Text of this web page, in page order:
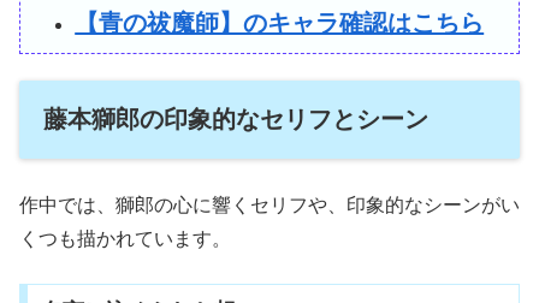
【青の祓魔師】のキャラ確認はこちら
藤本獅郎の印象的なセリフとシーン
作中では、獅郎の心に響くセリフや、印象的なシーンがい
くつも描かれています。